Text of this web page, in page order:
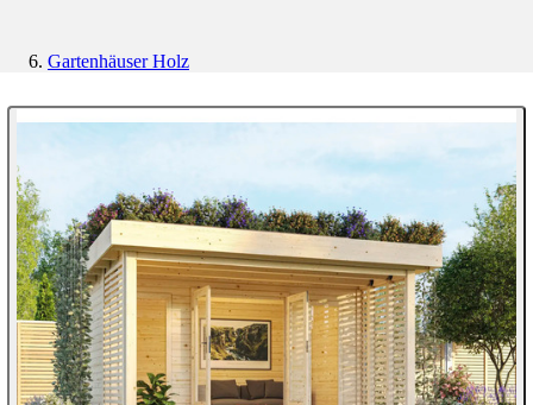
Gartenhäuser Holz